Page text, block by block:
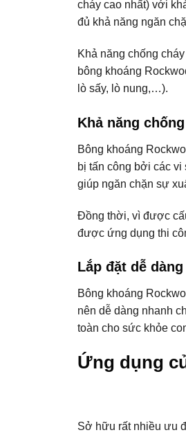
cháy cao nhất) với
đủ khả năng ngăn
Khả năng chống
bông khoáng
lò sấy, lò nung,…).
Khả năng
Bông khoáng
bị tấn công bởi các
giúp ngăn chặn sự
Đồng thời, vì được
được ứng dụng thi
Lắp đặt dễ
Bông khoáng
nên dễ dàng nhanh
toàn cho sức khỏe
Ứng dụng
Sở hữu rất nhiều ưu